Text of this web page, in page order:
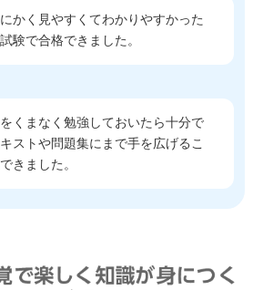
かく見やすくてわかりやすかった
験で合格できました。
くまなく勉強しておいたら十分で
ストや問題集にまで手を広げるこ
きました。